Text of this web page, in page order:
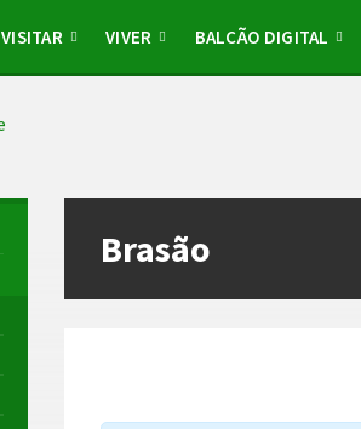
VISITAR VIVER BALCÃO DIGITAL
Brasão